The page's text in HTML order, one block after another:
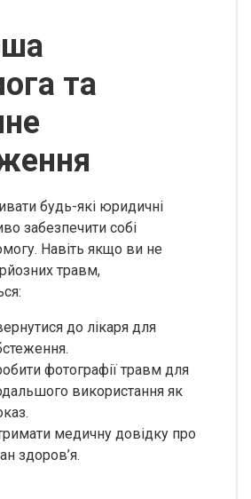
та
будь-які юридичні
забезпечити собі
Навіть якщо ви не
травм,
до лікаря для
фотографії травм для
використання як
медичну довідку про
здоров’я.